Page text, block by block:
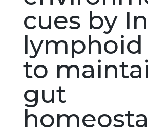
cues by
lymphoid
to
gut